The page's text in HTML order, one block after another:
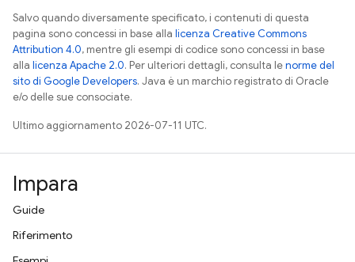
Salvo quando diversamente specificato, i contenuti di questa
pagina sono concessi in base alla licenza Creative Commons
Attribution 4.0, mentre gli esempi di codice sono concessi in base
alla licenza Apache 2.0. Per ulteriori dettagli, consulta lenorme del
sito di Google Developers. Java è un marchio registrato di Oracle
e/o delle sue consociate.
Ultimo aggiornamento 2026-07-11 UTC.
Impara
Guide
Riferimento